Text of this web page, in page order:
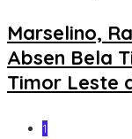
Marselino,
Absen Bela
Timor Leste
1